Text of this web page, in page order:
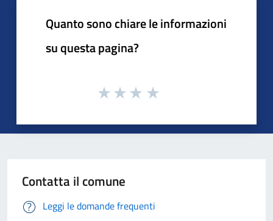
Quanto sono chiare le informazioni
su questa pagina?
Contatta il comune
Leggi le domande frequenti